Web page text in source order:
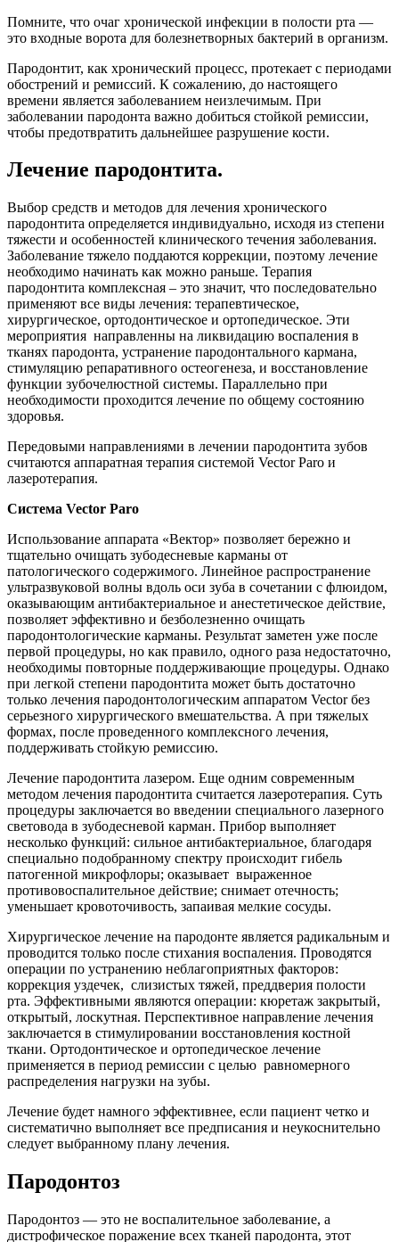
Помните, что очаг хронической инфекции в полости рта —
это входные ворота для болезнетворных бактерий в организм.
Пародонтит, как хронический процесс, протекает с периодами
обострений и ремиссий. К сожалению, до настоящего
времени является заболеванием неизлечимым. При
заболевании пародонта важно добиться стойкой ремиссии,
чтобы предотвратить дальнейшее разрушение кости.
Лечение пародонтита.
Выбор средств и методов для лечения хронического
пародонтита определяется индивидуально, исходя из степени
тяжести и особенностей клинического течения заболевания.
Заболевание тяжело поддаются коррекции, поэтому лечение
необходимо начинать как можно раньше. Терапия
пародонтита комплексная – это значит, что последовательно
применяют все виды лечения: терапевтическое,
хирургическое, ортодонтическое и ортопедическое. Эти
мероприятия направленны на ликвидацию воспаления в
тканях пародонта, устранение пародонтального кармана,
стимуляцию репаративного остеогенеза, и восстановление
функции зубочелюстной системы. Параллельно при
необходимости проходится лечение по общему состоянию
здоровья.
Передовыми направлениями в лечении пародонтита зубов
считаются аппаратная терапия системой Vector Paro и
лазеротерапия.
Система Vector Paro
Использование аппарата «Вектор» позволяет бережно и
тщательно очищать зубодесневые карманы от
патологического содержимого. Линейное распространение
ультразвуковой волны вдоль оси зуба в сочетании с флюидом,
оказывающим антибактериальное и анестетическое действие,
позволяет эффективно и безболезненно очищать
пародонтологические карманы. Результат заметен уже после
первой процедуры, но как правило, одного раза недостаточно,
необходимы повторные поддерживающие процедуры. Однако
при легкой степени пародонтита может быть достаточно
только лечения пародонтологическим аппаратом Vector без
серьезного хирургического вмешательства. А при тяжелых
формах, после проведенного комплексного лечения,
поддерживать стойкую ремиссию.
Лечение пародонтита лазером. Еще одним современным
методом лечения пародонтита считается лазеротерапия. Суть
процедуры заключается во введении специального лазерного
световода в зубодесневой карман. Прибор выполняет
несколько функций: сильное антибактериальное, благодаря
специально подобранному спектру происходит гибель
патогенной микрофлоры; оказывает выраженное
противовоспалительное действие; снимает отечность;
уменьшает кровоточивость, запаивая мелкие сосуды.
Хирургическое лечение на пародонте является радикальным и
проводится только после стихания воспаления. Проводятся
операции по устранению неблагоприятных факторов:
коррекция уздечек, слизистых тяжей, преддверия полости
рта. Эффективными являются операции: кюретаж закрытый,
открытый, лоскутная. Перспективное направление лечения
заключается в стимулировании восстановления костной
ткани. Ортодонтическое и ортопедическое лечение
применяется в период ремиссии с целью равномерного
распределения нагрузки на зубы.
Лечение будет намного эффективнее, если пациент четко и
систематично выполняет все предписания и неукоснительно
следует выбранному плану лечения.
Пародонтоз
Пародонтоз — это не воспалительное заболевание, а
дистрофическое поражение всех тканей пародонта, этот